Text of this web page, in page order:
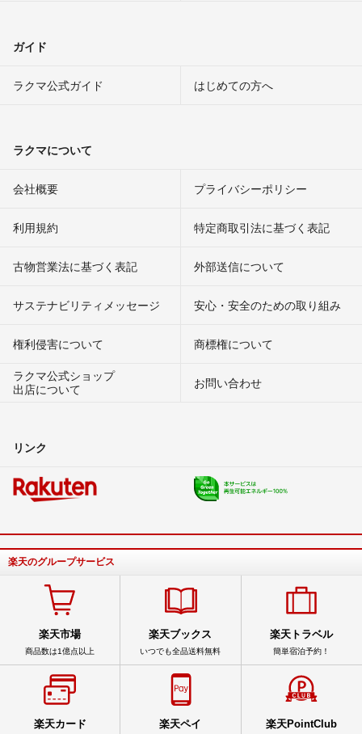
ガイド
ラクマ公式ガイド はじめての方へ
ラクマについて
会社概要 プライバシーポリシー
利用規約 特定商取引法に基づく表記
古物営業法に基づく表記 外部送信について
サステナビリティメッセージ 安心・安全のための取り組み
権利侵害について
商標権について
ラクマ公式ショップ
出店について
お問い合わせ
リンク
楽天のグループサービス
楽天市場
商品数は1億点以上
楽天ブックス
いつでも全品送料無料
楽天トラベル
簡単宿泊予約！
楽天カード 楽天ペイ 楽天PointClub